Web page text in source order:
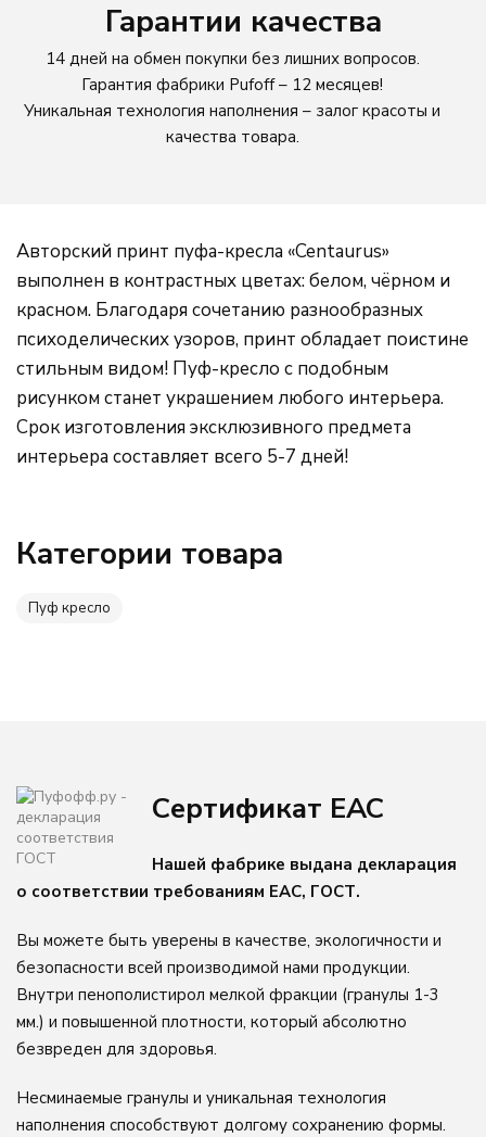
Коричневый
Красный
Розовый
Серый
Синий
Фиолетовый
МАТЕРИАЛ
Оксфорд
Кожа
О компании
Брендирование
Качеcтво
Отзывы
Контакты
Гарантии качества
14 дней на обмен покупки без лишних вопросов.
Гарантия фабрики Pufoff – 12 месяцев!
Уникальная технология наполнения – залог красоты и
качества товара.
Авторский принт пуфа-кресла «Centaurus»
выполнен в контрастных цветах: белом, чёрном и
красном. Благодаря сочетанию разнообразных
психоделических узоров, принт обладает поистине
стильным видом! Пуф-кресло с подобным
рисунком станет украшением любого интерьера.
Срок изготовления эксклюзивного предмета
интерьера составляет всего 5-7 дней!
Категории товара
Пуф кресло
Сертификат ЕАС
Нашей фабрике выдана декларация
о соответствии требованиям ЕАС, ГОСТ.
Вы можете быть уверены в качестве, экологичности и
безопасности всей производимой нами продукции.
Внутри пенополистирол мелкой фракции (гранулы 1-3
мм.) и повышенной плотности, который абсолютно
безвреден для здоровья.
Несминаемые гранулы и уникальная технология
наполнения способствуют долгому сохранению формы.